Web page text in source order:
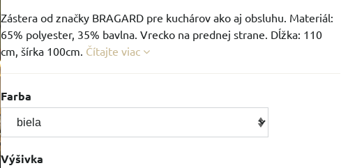
Zástera od značky BRAGARD pre kuchárov ako aj obsluhu. Materiál:
65% polyester, 35% bavlna. Vrecko na prednej strane. Dĺžka: 110
cm, šírka 100cm. Čítajte viac
Farba
Výšivka